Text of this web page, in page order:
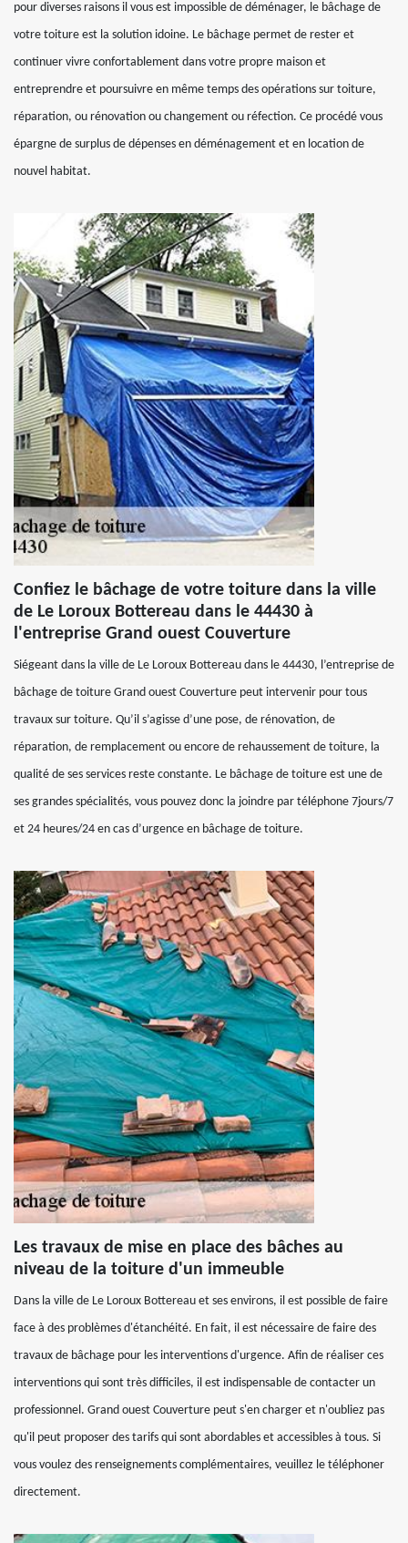
pour diverses raisons il vous est impossible de déménager, le bâchage de
votre toiture est la solution idoine. Le bâchage permet de rester et
continuer vivre confortablement dans votre propre maison et
entreprendre et poursuivre en même temps des opérations sur toiture,
réparation, ou rénovation ou changement ou réfection. Ce procédé vous
épargne de surplus de dépenses en déménagement et en location de
nouvel habitat.
Confiez le bâchage de votre toiture dans la ville
de Le Loroux Bottereau dans le 44430 à
l'entreprise Grand ouest Couverture
Siégeant dans la ville de Le Loroux Bottereau dans le 44430, l’entreprise de
bâchage de toiture Grand ouest Couverture peut intervenir pour tous
travaux sur toiture. Qu’il s’agisse d’une pose, de rénovation, de
réparation, de remplacement ou encore de rehaussement de toiture, la
qualité de ses services reste constante. Le bâchage de toiture est une de
ses grandes spécialités, vous pouvez donc la joindre par téléphone 7jours/7
et 24 heures/24 en cas d’urgence en bâchage de toiture.
Les travaux de mise en place des bâches au
niveau de la toiture d'un immeuble
Dans la ville de Le Loroux Bottereau et ses environs, il est possible de faire
face à des problèmes d'étanchéité. En fait, il est nécessaire de faire des
travaux de bâchage pour les interventions d'urgence. Afin de réaliser ces
interventions qui sont très difficiles, il est indispensable de contacter un
professionnel. Grand ouest Couverture peut s'en charger et n'oubliez pas
qu'il peut proposer des tarifs qui sont abordables et accessibles à tous. Si
vous voulez des renseignements complémentaires, veuillez le téléphoner
directement.